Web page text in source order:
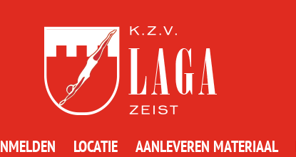
LOCATIE AANLEVEREN MATERIAAL